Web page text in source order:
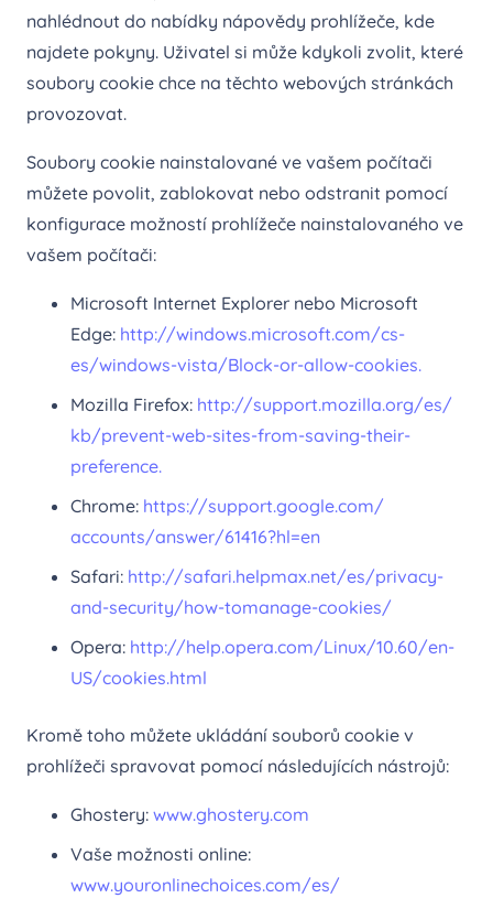
nahlédnout do nabídky nápovědy prohlížeče, kde
najdete pokyny. Uživatel si může kdykoli zvolit, které
soubory cookie chce na těchto webových stránkách
provozovat.
Soubory cookie nainstalované ve vašem počítači
můžete povolit, zablokovat nebo odstranit pomocí
konfigurace možností prohlížeče nainstalovaného ve
vašem počítači:
Microsoft Internet Explorer nebo Microsoft
Edge: http://windows.microsoft.com/cs-
es/windows-vista/Block-or-allow-cookies.
Mozilla Firefox: http://support.mozilla.org/es/
kb/prevent-web-sites-from-saving-their-
preference.
Chrome: https://support.google.com/
accounts/answer/61416?hl=en
Safari: http://safari.helpmax.net/es/privacy-
and-security/how-tomanage-cookies/
Opera: http://help.opera.com/Linux/10.60/en-
US/cookies.html
Kromě toho můžete ukládání souborů cookie v
prohlížeči spravovat pomocí následujících nástrojů:
Ghostery: www.ghostery.com
Vaše možnosti online:
www.youronlinechoices.com/es/